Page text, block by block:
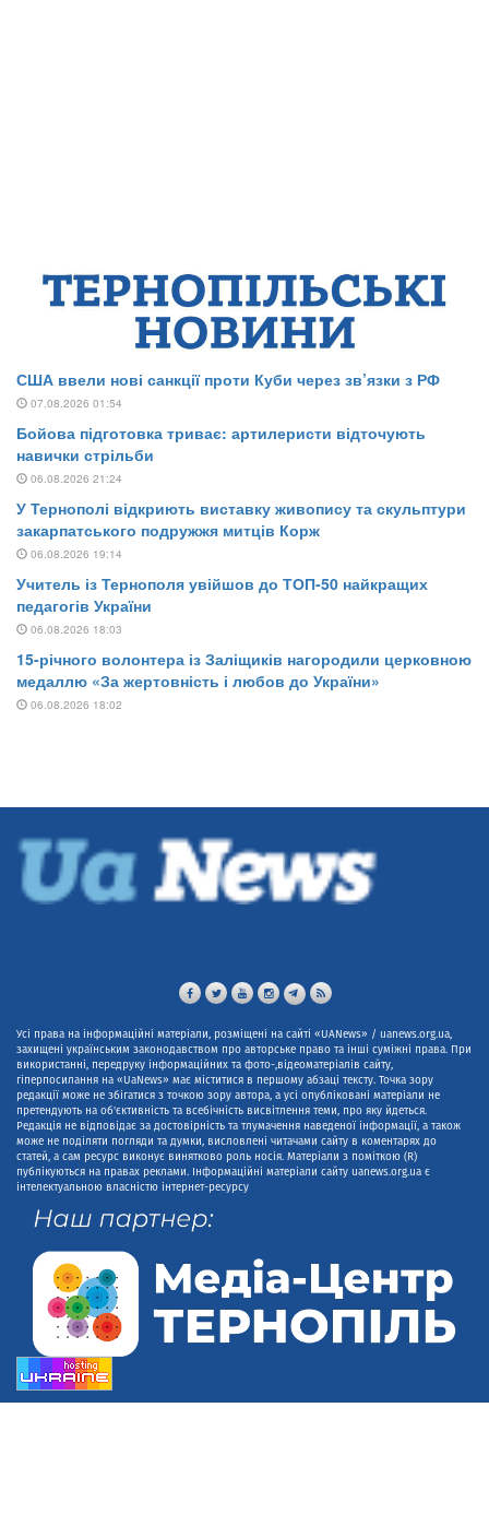
Усі права на інформаційні матеріали, розміщені на сайті «UANews» / uanews.org.ua,
захищені українським законодавством про авторське право та інші суміжні права. При
використанні, передруку інформаційних та фото-,відеоматеріалів сайту,
гіперпосилання на «UaNews» має міститися в першому абзаці тексту. Точка зору
редакції може не збігатися з точкою зору автора, а усі опубліковані матеріали не
претендують на об'єктивність та всебічність висвітлення теми, про яку йдеться.
Редакція не відповідає за достовірність та тлумачення наведеної інформації, а також
може не поділяти погляди та думки, висловлені читачами сайту в коментарях до
статей, а сам ресурс виконує винятково роль носія. Матеріали з поміткою (R)
публікуються на правах реклами. Інформаційні матеріали сайту uanews.org.ua є
інтелектуальною власністю інтернет-ресурсу